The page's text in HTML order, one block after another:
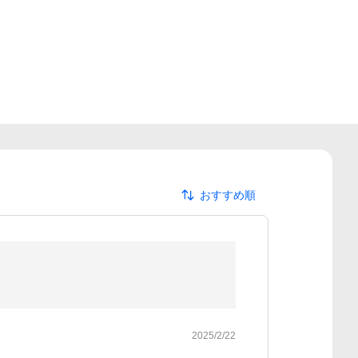
おすすめ順
2025/2/22